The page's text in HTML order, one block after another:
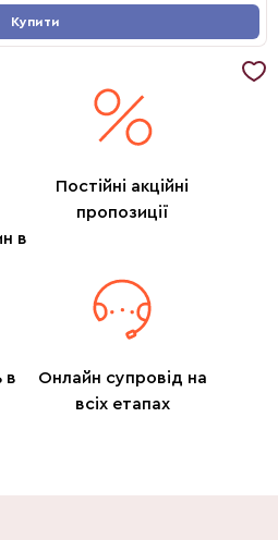
Купити
в
Постійні акційні
пропозиції
в
Онлайн супровід на
всіх етапах